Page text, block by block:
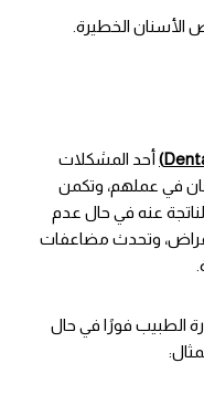
الخطيرة.
أحد المشكلات
في عملهم، وتكمن
عنه في حال عدم
وتحدث مضاعفات
الطبيب فورًا في حال